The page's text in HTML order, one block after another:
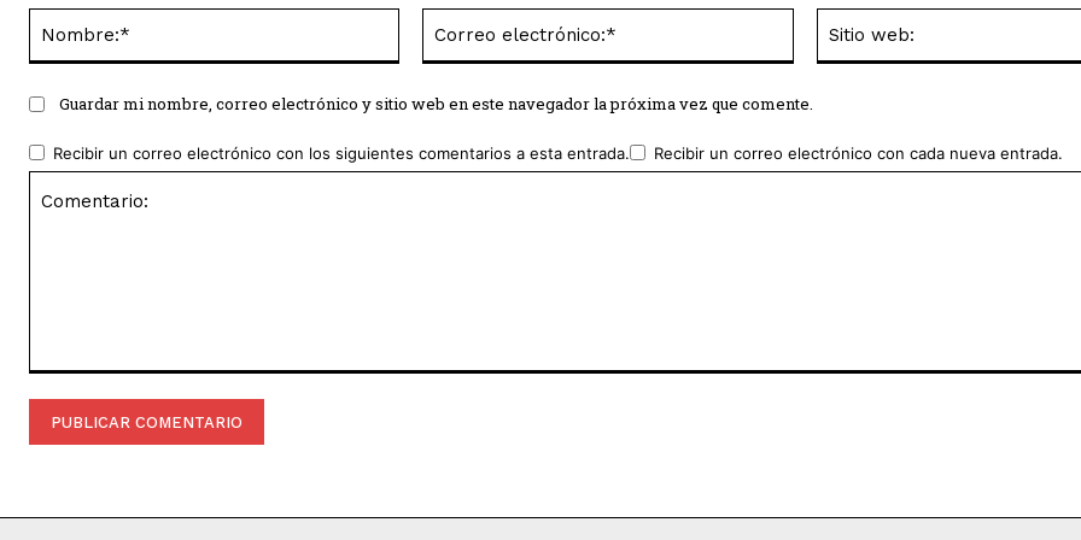
electrónico:*
Guardar mi nombre, correo electrónico y sitio web en este navegador la próxima vez que comente.
Recibir un correo electrónico con los siguientes comentarios a esta entrada. Recibir un correo electrónico con cada nueva entrada.